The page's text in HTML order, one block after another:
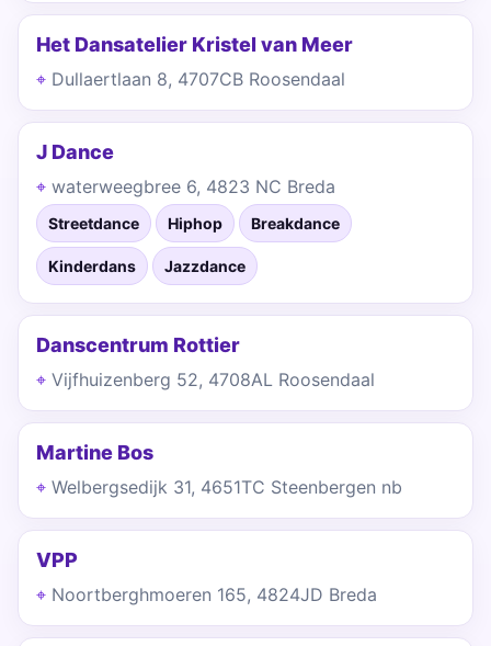
Het Dansatelier Kristel van Meer
Dullaertlaan 8, 4707CB Roosendaal
J Dance
waterweegbree 6, 4823 NC Breda
Streetdance Hiphop Breakdance
Kinderdans Jazzdance
Danscentrum Rottier
Vijfhuizenberg 52, 4708AL Roosendaal
Martine Bos
Welbergsedijk 31, 4651TC Steenbergen nb
VPP
Noortberghmoeren 165, 4824JD Breda